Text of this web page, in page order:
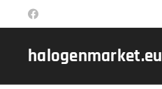
halogenmarket.eu